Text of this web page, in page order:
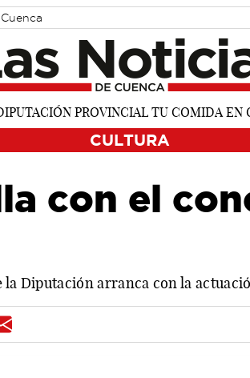
CULTURA
con el
Diputación arranca con la